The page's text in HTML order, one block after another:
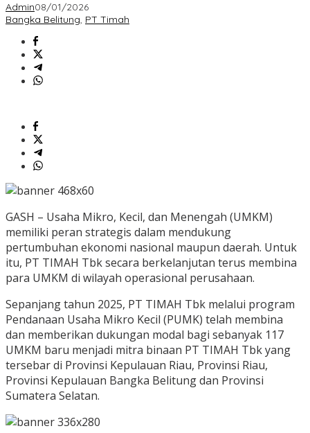
Admin08/01/2026
Bangka Belitung, PT Timah
GASH – Usaha Mikro, Kecil, dan Menengah (UMKM)
memiliki peran strategis dalam mendukung
pertumbuhan ekonomi nasional maupun daerah. Untuk
itu, PT TIMAH Tbk secara berkelanjutan terus membina
para UMKM di wilayah operasional perusahaan.
Sepanjang tahun 2025, PT TIMAH Tbk melalui program
Pendanaan Usaha Mikro Kecil (PUMK) telah membina
dan memberikan dukungan modal bagi sebanyak 117
UMKM baru menjadi mitra binaan PT TIMAH Tbk yang
tersebar di Provinsi Kepulauan Riau, Provinsi Riau,
Provinsi Kepulauan Bangka Belitung dan Provinsi
Sumatera Selatan.